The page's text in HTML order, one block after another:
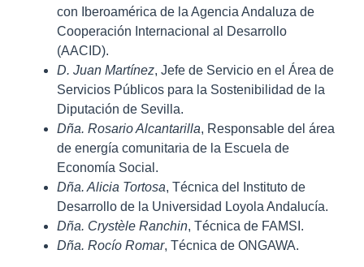
con Iberoamérica de la Agencia Andaluza de
Cooperación Internacional al Desarrollo
(AACID).
D. Juan Martínez, Jefe de Servicio en el Área de
Servicios Públicos para la Sostenibilidad de la
Diputación de Sevilla.
Dña. Rosario Alcantarilla, Responsable del área
de energía comunitaria de la Escuela de
Economía Social.
Dña. Alicia Tortosa, Técnica del Instituto de
Desarrollo de la Universidad Loyola Andalucía.
Dña. Crystèle Ranchin, Técnica de FAMSI.
Dña. Rocío Romar, Técnica de ONGAWA.